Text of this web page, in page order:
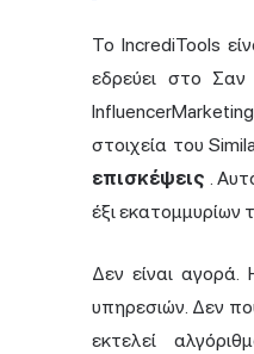
Το IncrediTools
εδρεύει στο
στοιχεία του
επισκέψεις .
έξι εκατομμυρίων
Δεν είναι αγορά.
υπηρεσιών. Δεν
εκτελεί